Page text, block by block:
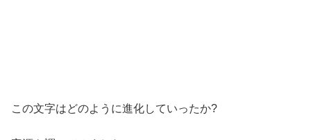
この文字はどのように進化していったか?